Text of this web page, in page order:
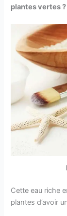
plantes vertes ?
Cette eau riche
plantes d’avoir